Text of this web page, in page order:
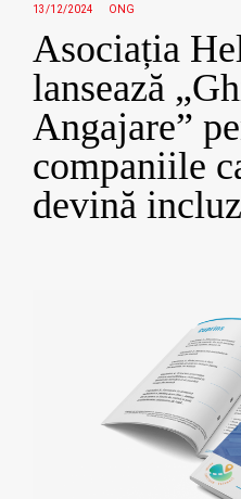
13/12/2024 ONG
Asociația
lansează
Angajare”
companiile
devină